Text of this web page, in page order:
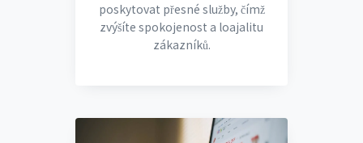
poskytovat přesné služby, čímž
zvýšíte spokojenost a loajalitu
zákazníků.